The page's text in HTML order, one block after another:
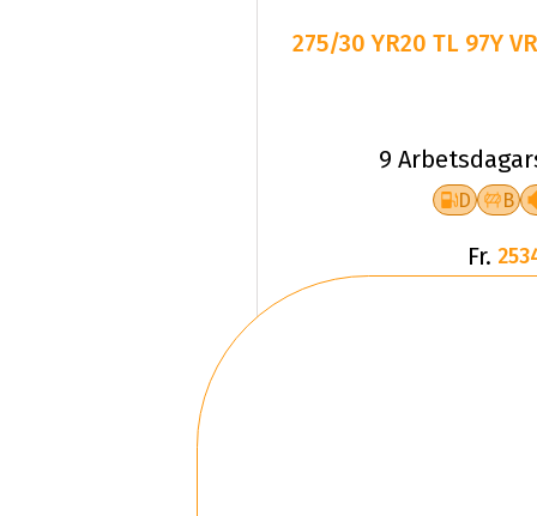
275/30 YR20 TL 97Y
9
D B
Fr.